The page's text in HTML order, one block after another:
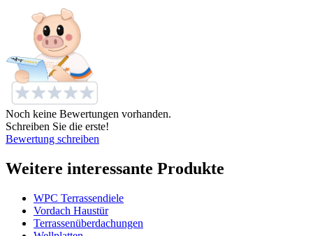
Noch keine Bewertungen vorhanden.
Schreiben Sie die erste!
Bewertung schreiben
Weitere interessante Produkte
WPC Terrassendiele
Vordach Haustür
Terrassenüberdachungen